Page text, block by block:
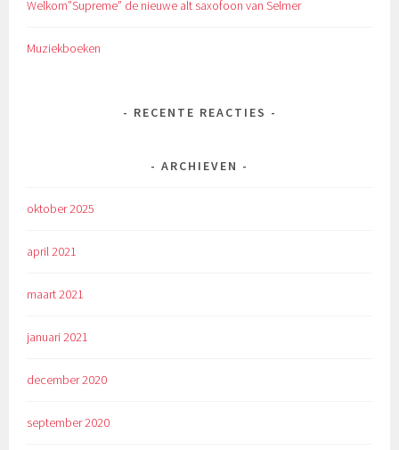
Welkom”Supreme” de nieuwe alt saxofoon van Selmer
Muziekboeken
RECENTE REACTIES
ARCHIEVEN
oktober 2025
april 2021
maart 2021
januari 2021
december 2020
september 2020